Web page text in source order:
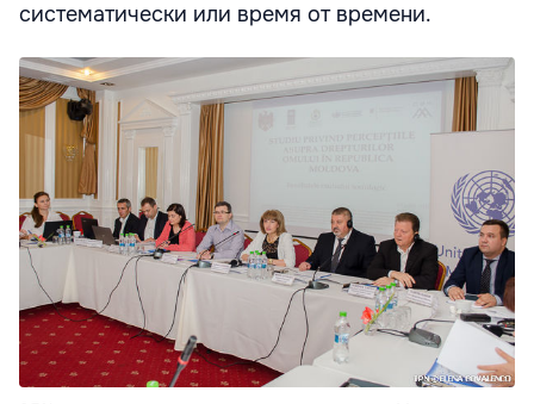
систематически или время от времени.